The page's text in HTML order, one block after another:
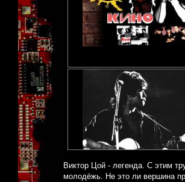
Виктор Цой - легенда. С этим
молодёжь. Не это ли вершина